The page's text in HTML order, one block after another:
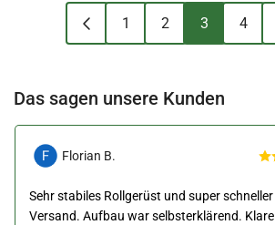
1 2 3 4
Das sagen unsere Kunden
Florian B.
Sehr stabiles Rollgerüst und super schneller
Versand. Aufbau war selbsterklärend. Klare